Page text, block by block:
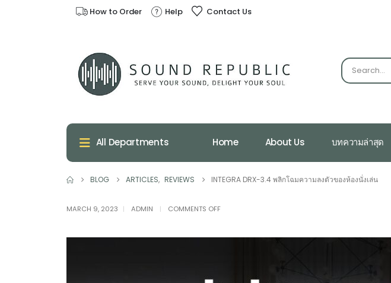
How to Order Help Contact Us
All Departments Home About Us บทความล่าสุด
BLOG ARTICLES, REVIEWS INTEGRA DRX-3.4 พลิกโฉมความลงตัวของห้องนั่งเล่น
MARCH 9, 2023 ADMIN COMMENTS OFFON
DRX-